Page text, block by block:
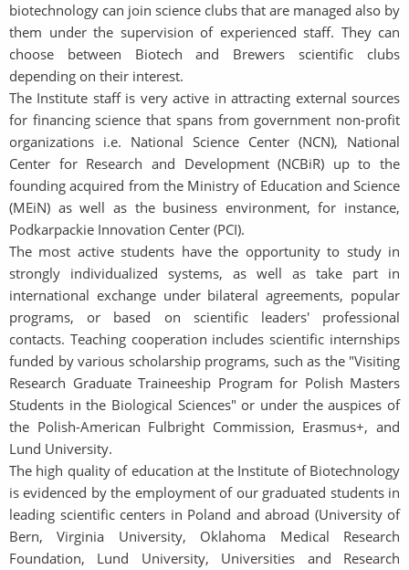
biotechnology can join science clubs that are managed also by
them under the supervision of experienced staff. They can
choose between Biotech and Brewers scientific clubs
depending on their interest.
The Institute staff is very active in attracting external sources
for financing science that spans from government non-profit
organizations i.e. National Science Center (NCN), National
Center for Research and Development (NCBiR) up to the
founding acquired from the Ministry of Education and Science
(MEiN) as well as the business environment, for instance,
Podkarpackie Innovation Center (PCI).
The most active students have the opportunity to study in
strongly individualized systems, as well as take part in
international exchange under bilateral agreements, popular
programs, or based on scientific leaders' professional
contacts. Teaching cooperation includes scientific internships
funded by various scholarship programs, such as the "Visiting
Research Graduate Traineeship Program for Polish Masters
Students in the Biological Sciences" or under the auspices of
the Polish-American Fulbright Commission, Erasmus+, and
Lund University.
The high quality of education at the Institute of Biotechnology
is evidenced by the employment of our graduated students in
leading scientific centers in Poland and abroad (University of
Bern, Virginia University, Oklahoma Medical Research
Foundation, Lund University, Universities and Research